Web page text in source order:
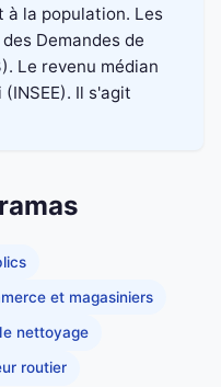
la population. Les
Demandes de
Le revenu médian
Il s'agit
et magasiniers
nettoyage
routier